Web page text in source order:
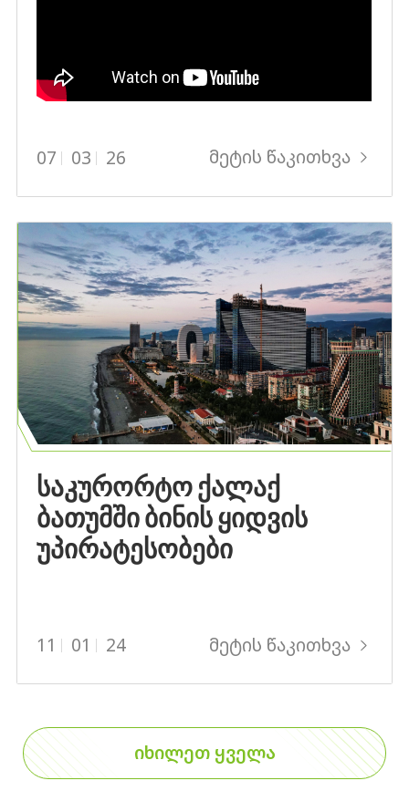
ᲘᲮᲘᲚᲔᲗ ᲧᲕᲔᲚᲐ
07 03 26 მეტის წაკითხვა
ᲡᲐᲙᲣᲠᲝᲠᲢᲝ ᲥᲐᲚᲐᲥ
ᲑᲐᲗᲣᲛᲨᲘ ᲑᲘᲜᲘᲡ ᲧᲘᲓᲕᲘᲡ
ᲣᲞᲘᲠᲐᲢᲔᲡᲝᲑᲔᲑᲘ
11 01 24 მეტის წაკითხვა